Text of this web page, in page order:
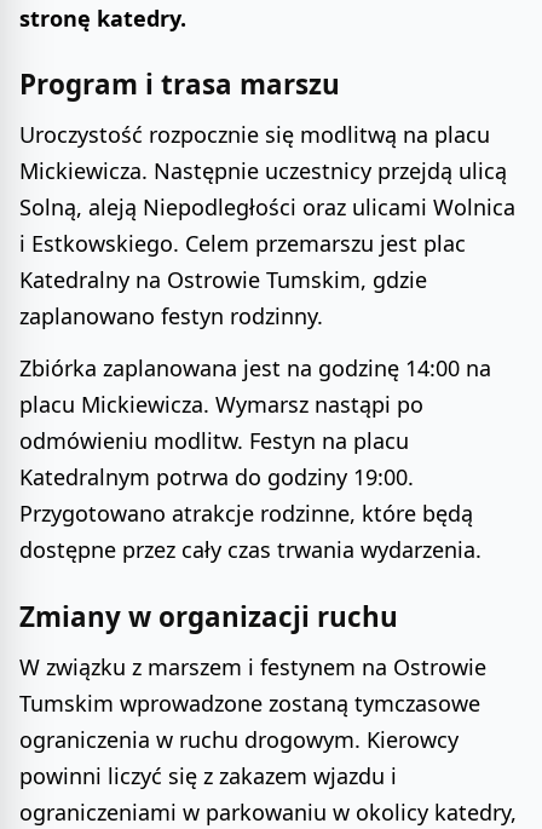
stronę katedry.
Program i trasa marszu
Uroczystość rozpocznie się modlitwą na placu
Mickiewicza. Następnie uczestnicy przejdą ulicą
Solną, aleją Niepodległości oraz ulicami Wolnica
i Estkowskiego. Celem przemarszu jest plac
Katedralny na Ostrowie Tumskim, gdzie
zaplanowano festyn rodzinny.
Zbiórka zaplanowana jest na godzinę 14:00 na
placu Mickiewicza. Wymarsz nastąpi po
odmówieniu modlitw. Festyn na placu
Katedralnym potrwa do godziny 19:00.
Przygotowano atrakcje rodzinne, które będą
dostępne przez cały czas trwania wydarzenia.
Zmiany w organizacji ruchu
W związku z marszem i festynem na Ostrowie
Tumskim wprowadzone zostaną tymczasowe
ograniczenia w ruchu drogowym. Kierowcy
powinni liczyć się z zakazem wjazdu i
ograniczeniami w parkowaniu w okolicy katedry,